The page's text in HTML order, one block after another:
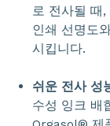
로 전사될 때
인쇄 선명도
시킵니다.
쉬운 전사 성
수성 잉크 배